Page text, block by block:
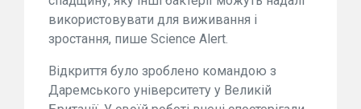
використовувати для виживання і
зростання, пише Science Alert.
Відкриття було зроблено командою з
Даремського університету у Великій